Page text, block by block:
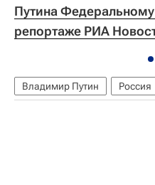
Путина
репортаже РИА
Владимир Путин Россия